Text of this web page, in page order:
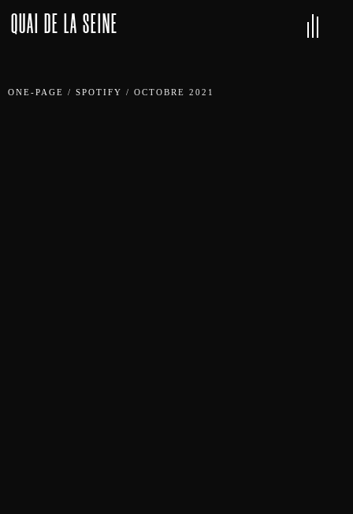
QUAI DE LA SEINE
ONE-PAGE / SPOTIFY / OCTOBRE 2021